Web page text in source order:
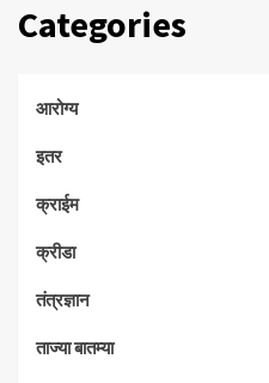
Categories
आरोग्य
इतर
क्राईम
क्रीडा
तंत्रज्ञान
ताज्या बातम्या